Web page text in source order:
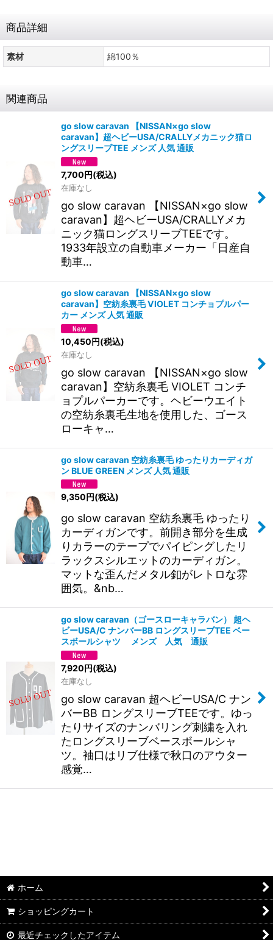
商品詳細
素材 綿100％
関連商品
go slow caravan 【NISSAN×go slow
caravan】超ヘビーUSA/CRALLYメカニック猫ロ
ングスリーブTEE メンズ 人気 通販
7,700円(税込)
在庫なし
go slow caravan 【NISSAN×go slow
caravan】超ヘビーUSA/CRALLYメカ
ニック猫ロングスリーブTEEです。
1933年設立の自動車メーカー「日産自
動車…
go slow caravan 【NISSAN×go slow
caravan】空紡糸裏毛 VIOLET コンチョプルパー
カー メンズ 人気 通販
10,450円(税込)
在庫なし
go slow caravan 【NISSAN×go slow
caravan】空紡糸裏毛 VIOLET コンチ
ョプルパーカーです。ヘビーウエイト
の空紡糸裏毛生地を使用した、ゴース
ローキャ…
go slow caravan 空紡糸裏毛 ゆったりカーディガ
ン BLUE GREEN メンズ 人気 通販
9,350円(税込)
go slow caravan 空紡糸裏毛 ゆったり
カーディガンです。前開き部分を生成
りカラーのテープでパイピングしたリ
ラックスシルエットのカーディガン。
マットな歪んだメタル釦がレトロな雰
囲気。&nb…
go slow caravan（ゴースローキャラバン） 超ヘ
ビーUSA/C ナンバーBB ロングスリーブTEE ベー
スボールシャツ メンズ 人気 通販
7,920円(税込)
在庫なし
go slow caravan 超ヘビーUSA/C ナン
バーBB ロングスリーブTEEです。ゆっ
たりサイズのナンバリング刺繍を入れ
たロングスリーブベースボールシャ
ツ。袖口はリブ仕様で秋口のアウター
感覚…
ホーム
ショッピングカート
最近チェックしたアイテム